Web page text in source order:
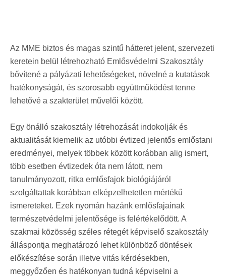
Az MME biztos és magas szintű hátteret jelent, szervezeti
keretein belül létrehozható Emlősvédelmi Szakosztály
bővítené a pályázati lehetőségeket, növelné a kutatások
hatékonyságát, és szorosabb együttműködést tenne
lehetővé a szakterület művelői között.
Egy önálló szakosztály létrehozását indokolják és
aktualitását kiemelik az utóbbi évtized jelentős emlőstani
eredményei, melyek többek között korábban alig ismert,
több esetben évtizedek óta nem látott, nem
tanulmányozott, ritka emlősfajok biológiájáról
szolgáltattak korábban elképzelhetetlen mértékű
ismereteket. Ezek nyomán hazánk emlősfajainak
természetvédelmi jelentősége is felértékelődött. A
szakmai közösség széles rétegét képviselő szakosztály
álláspontja meghatározó lehet különböző döntések
előkészítése során illetve vitás kérdésekben,
meggyőzően és hatékonyan tudná képviselni a